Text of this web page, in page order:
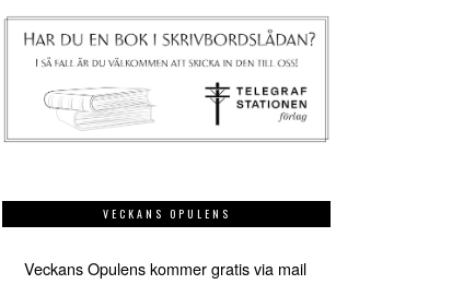
VECKANS OPULENS
Veckans Opulens kommer gratis via mail